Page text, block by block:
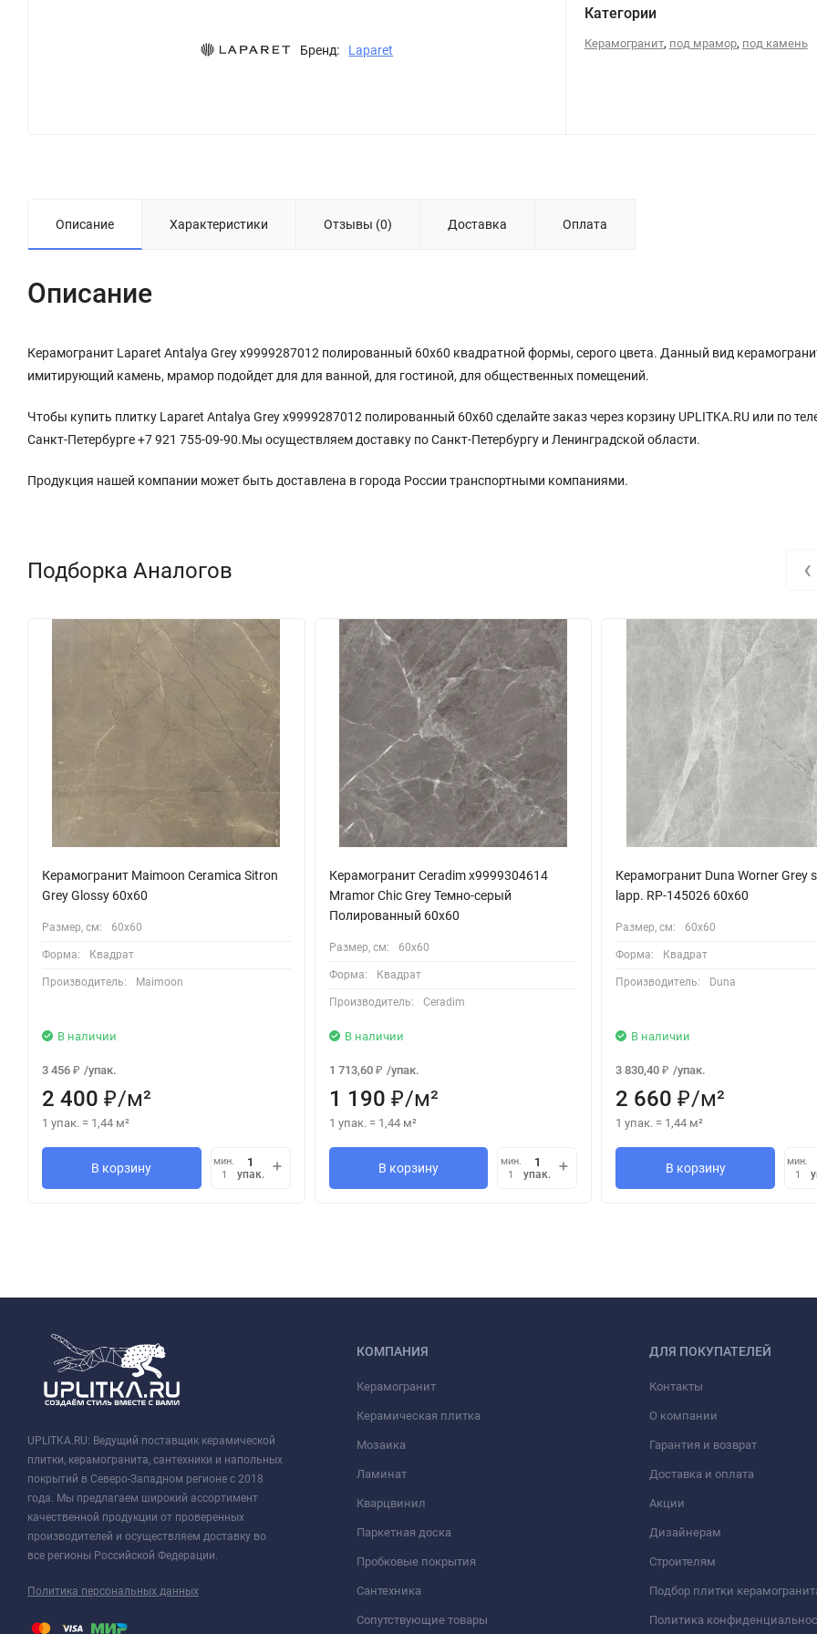
Бренд: Laparet
Категории
Керамогранит, под мрамор, под камень
Описание Характеристики Отзывы (0) Доставка Оплата
Описание
Керамогранит Laparet Antalya Grey х9999287012 полированный 60х60 квадратной формы, серого цвета. Данный вид
имитирующий камень, мрамор подойдет для для ванной, для гостиной, для общественных помещений.
Чтобы купить плитку Laparet Antalya Grey х9999287012 полированный 60х60 сделайте заказ через корзину UPLITKA.RU или по
Санкт-Петербурге +7 921 755-09-90.Мы осуществляем доставку по Санкт-Петербургу и Ленинградской области.
Продукция нашей компании может быть доставлена в города России транспортными компаниями.
Подборка Аналогов
Керамогранит Maimoon Ceramica Sitron
Grey Glossy 60х60
Размер, см: 60х60
Форма: Квадрат
Производитель: Maimoon
В наличии
3 456 ₽ /упак.
2 400 ₽/м²
1 упак. = 1,44 м²
В корзину
мин.
1
упак.
Керамогранит Ceradim х9999304614
Mramor Chic Grey Темно-серый
Полированный 60х60
Размер, см: 60х60
Форма: Квадрат
Производитель: Ceradim
В наличии
1 713,60 ₽ /упак.
1 190 ₽/м²
1 упак. = 1,44 м²
В корзину
мин.
1
упак.
Керамогранит Duna Worner Grey
lapp. RP-145026 60x60
Размер, см: 60х60
Форма: Квадрат
Производитель: Duna
В наличии
3 830,40 ₽ /упак.
2 660 ₽/м²
1 упак. = 1,44 м²
В корзину
мин.
1
‹
UPLITKA.RU: Ведущий поставщик керамической
плитки, керамогранита, сантехники и напольных
покрытий в Северо-Западном регионе с 2018
года. Мы предлагаем широкий ассортимент
качественной продукции от проверенных
производителей и осуществляем доставку во
все регионы Российской Федерации.
Политика персональных данных
КОМПАНИЯ
Керамогранит
Керамическая плитка
Мозаика
Ламинат
Кварцвинил
Паркетная доска
Пробковые покрытия
Сантехника
Сопутствующие товары
ДЛЯ ПОКУПАТЕЛЕЙ
Контакты
О компании
Гарантия и возврат
Доставка и оплата
Акции
Дизайнерам
Строителям
Подбор плитки
Политика